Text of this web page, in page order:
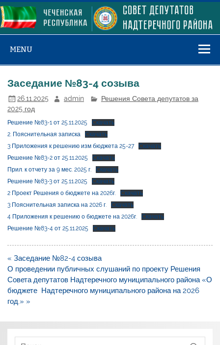
Skip
to
content
MENU
Заседание №83-4 созыва
26.11.2025 admin
Решения Совета депутатов за
2025 год
Решение №83-1 от 25.11.2025
Скачать
2. Пояснительная записка
Скачать
3 Приложения к решению изм бюджета 25-27
Скачать
Решение №83-2 от 25.11.2025
Скачать
Прил. к отчету за 9 мес. 2025 г.
Скачать
Решение №83-3 от 25.11.2025
Скачать
2 Проект Решения о бюджете на 2026г.
Скачать
3 Пояснительная записка на 2026 г.
Скачать
4 Приложения к решению о бюджете на 2026г.
Скачать
Решение №83-4 от 25.11.2025
Скачать
Навигация
по
записям
« Заседание №82-4 созыва
О проведении публичных слушаний по проекту Решения
Совета депутатов Надтеречного муниципального района «О
бюджете Надтеречного муниципального района на 2026
год.» »